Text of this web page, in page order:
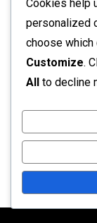
ARHIVĂ
February 2026
Cookies help
personalized
choose
Customize.
All to decline